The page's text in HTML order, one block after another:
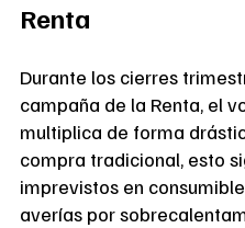
Renta
Durante los cierres
campaña de la Renta, el
multiplica de forma
compra tradicional, esto
imprevistos en
averías por